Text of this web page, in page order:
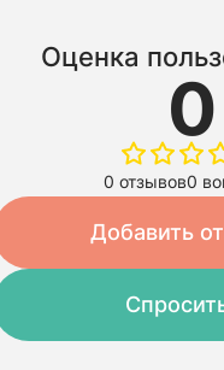
Оценка
0
0 отзывов0
Добавить